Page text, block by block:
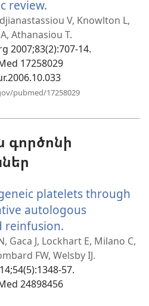
review.
է
նոր
պատուհան)
V, Knowlton L,
Athanasiou T.
2007;83(2):707-14.
17258029
pubmed/17258029
գործոնի
platelets through
autologous
reinfusion.
է
նոր
պատուհան)
Gaca J, Lockhart E, Milano C,
FW, Welsby IJ.
57.
24898456